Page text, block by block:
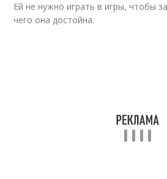
Ей не нужно играть в игры, чтобы
чего она достойна.